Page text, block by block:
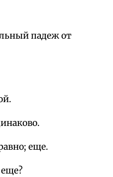
падеж от
еще.